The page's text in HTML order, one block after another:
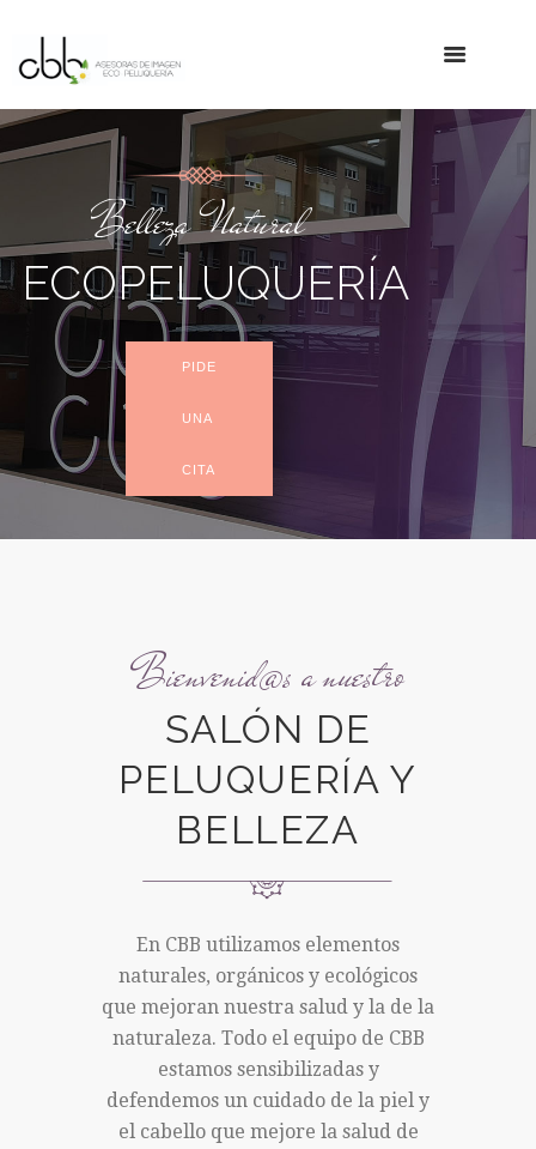
Belleza Natural
ECOPELUQUERÍA
PIDE
UNA
CITA
Bienvenid@s a nuestro
SALÓN DE
PELUQUERÍA Y
BELLEZA
En CBB utilizamos elementos
naturales, orgánicos y ecológicos
que mejoran nuestra salud y la de la
naturaleza. Todo el equipo de CBB
estamos sensibilizadas y
defendemos un cuidado de la piel y
el cabello que mejore la salud de